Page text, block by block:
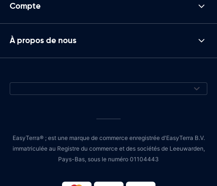
Compte
À propos de nous
EasyTerra® ; est une marque de commerce enregistrée d'EasyTerra B.V.
immatriculée au Registre du commerce et des sociétés de Leeuwarden,
Pays-Bas, sous le numéro 01104443